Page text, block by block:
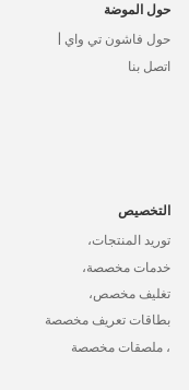
حول الموضة
حول فاشون تي واي |
اتصل بنا
التخصيص
توريد المنتجات،
خدمات مخصصة،
تغليف مخصص،
بطاقات تعريف مخصصة
، ملصقات مخصصة